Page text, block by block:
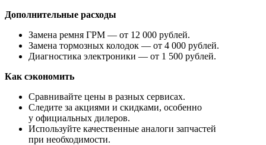
Дополнительные расходы
Замена ремня ГРМ — от 12 000 рублей.
Замена тормозных колодок — от 4 000 рублей.
Диагностика электроники — от 1 500 рублей.
Как сэкономить
Сравнивайте цены в разных сервисах.
Следите за акциями и скидками, особенно
у официальных дилеров.
Используйте качественные аналоги запчастей
при необходимости.